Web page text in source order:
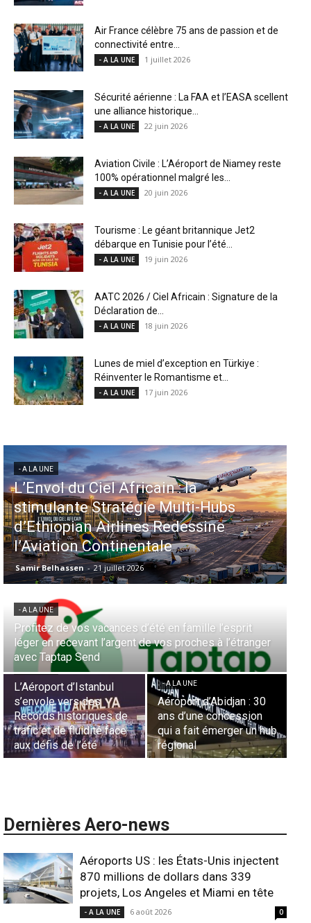
Air France célèbre 75 ans de passion et de
connectivité entre...
- A LA UNE 1 juillet 2026
Sécurité aérienne : La FAA et l’EASA scellent
une alliance historique...
- A LA UNE 22 juin 2026
Aviation Civile : L’Aéroport de Niamey reste
100% opérationnel malgré les...
- A LA UNE 20 juin 2026
Tourisme : Le géant britannique Jet2
débarque en Tunisie pour l’été...
- A LA UNE 19 juin 2026
AATC 2026 / Ciel Africain : Signature de la
Déclaration de...
- A LA UNE 18 juin 2026
Lunes de miel d’exception en Türkiye :
Réinventer le Romantisme et...
- A LA UNE 17 juin 2026
- A LA UNE
Aéroports US : les États-Unis
injectent 870 millions de dollars
dans 339 projets, Los Angeles et
Miami en tête
Samir Belhassen - 6 août 2026
- A LA UNE
Aérien & Stratégie : Comment Royal Air Maroc fait de
la diaspora européenne le moteur de son hub de
Casablanca
- A LA UNE
Sécurité des frontières
aériennes en Afrique :
L’appel urgent à
l’harmonisation globale
- A LA UNE
Nominations : Sadri
Essid à la tête de la
Représentation d’Air
France en Tunisie et
Lionel Rault aux
commandes de la région
ANSCO
Dernières Aero-news
Aéroports US : les États-Unis injectent
870 millions de dollars dans 339
projets, Los Angeles et Miami en tête
- A LA UNE 6 août 2026 0